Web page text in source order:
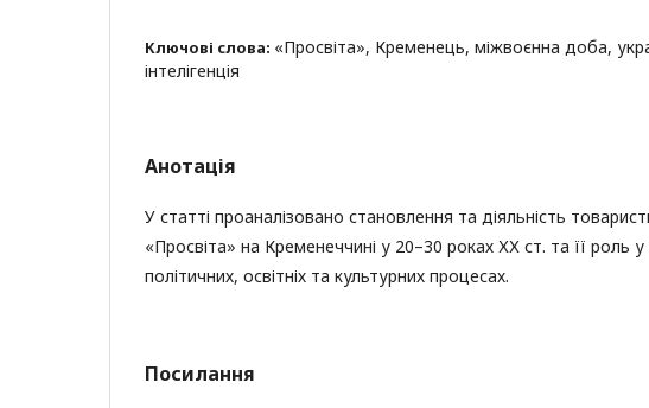
Ключові слова: «Просвіта», Кременець, міжвоєнна доба,
інтелігенція
Анотація
У статті проаналізовано становлення та діяльність
«Просвіта» на Кременеччині у 20–30 роках ХХ ст. та її роль у
політичних, освітніх та культурних процесах.
Посилання